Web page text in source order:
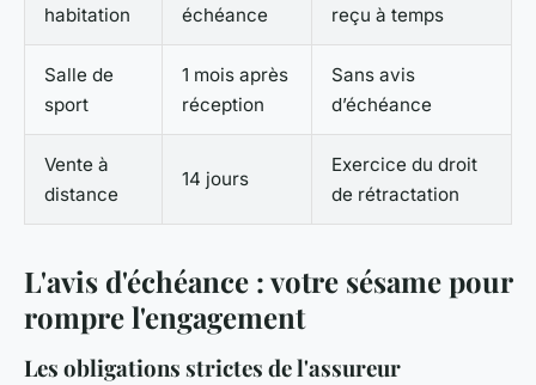
habitation
échéance
reçu à temps
Salle de
sport
1 mois après
réception
Sans avis
d’échéance
Vente à
distance
14 jours
Exercice du droit
de rétractation
L'avis d'échéance : votre sésame pour
rompre l'engagement
Les obligations strictes de l'assureur